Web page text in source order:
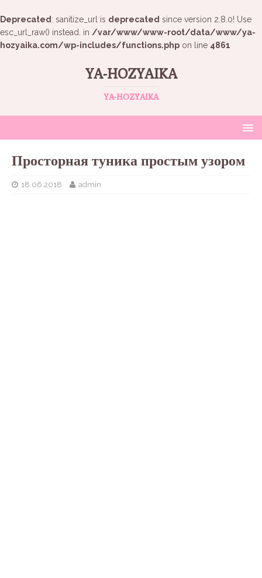
Deprecated : sanitize_url is deprecated since version 2.8.0! Use
esc_url_raw() instead. in /var/www/www-root/data/www/ya-
hozyaika.com/wp-includes/functions.php on line 4861
YA-HOZYAIKA
YA-HOZYAIKA
Просторная туника простым узором
18.06.2018 admin